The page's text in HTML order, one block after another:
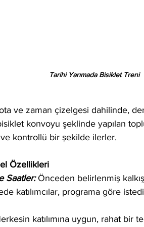
Tarihi Yarımada Bisiklet Treni
ve zaman çizelgesi dahilinde,
konvoyu şeklinde yapılan
kontrollü bir şekilde ilerler.
Özellikleri
Saatler: Önceden belirlenmiş
katılımcılar, programa göre
katılımına uygun, rahat bir